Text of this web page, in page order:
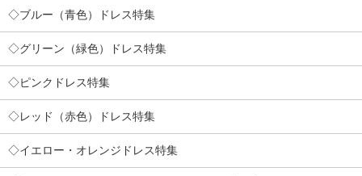
◇ブルー（青色）ドレス特集
◇グリーン（緑色）ドレス特集
◇ピンクドレス特集
◇レッド（赤色）ドレス特集
◇イエロー・オレンジドレス特集